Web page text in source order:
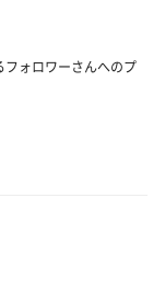
フォロワーさんへのプ